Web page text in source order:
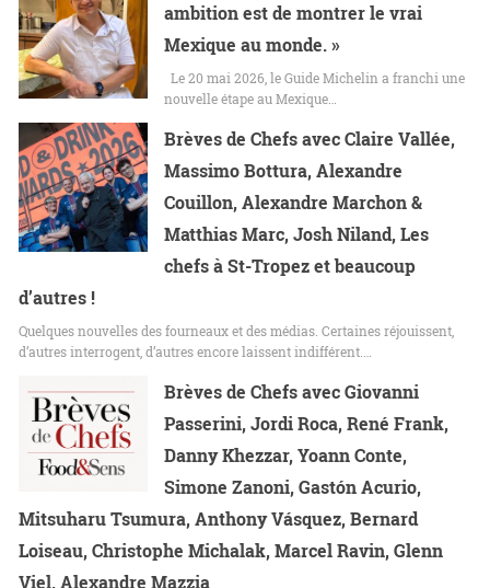
ambition est de montrer le vrai
Mexique au monde. »
Le 20 mai 2026, le Guide Michelin a franchi une
nouvelle étape au Mexique…
Brèves de Chefs avec Claire Vallée,
Massimo Bottura, Alexandre
Couillon, Alexandre Marchon &
Matthias Marc, Josh Niland, Les
chefs à St-Tropez et beaucoup
d’autres !
Quelques nouvelles des fourneaux et des médias. Certaines réjouissent,
d’autres interrogent, d’autres encore laissent indifférent.…
Brèves de Chefs avec Giovanni
Passerini, Jordi Roca, René Frank,
Danny Khezzar, Yoann Conte,
Simone Zanoni, Gastón Acurio,
Mitsuharu Tsumura, Anthony Vásquez, Bernard
Loiseau, Christophe Michalak, Marcel Ravin, Glenn
Viel, Alexandre Mazzia